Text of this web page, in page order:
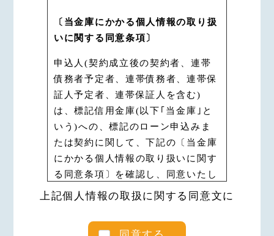
〔当金庫にかかる個人情報の取り扱
いに関する同意条項〕
申込人(契約成立後の契約者、連帯
債務者予定者、連帯債務者、連帯保
証人予定者、連帯保証人を含む)
は、標記信用金庫(以下｢当金庫｣と
いう)への、標記のローン申込みま
たは契約に関して、下記の〔当金庫
にかかる個人情報の取り扱いに関す
る同意条項〕を確認し、同意いたし
ます。
書、保証委託約款および契約規定に
上記個人情報の取扱に関する同意文に